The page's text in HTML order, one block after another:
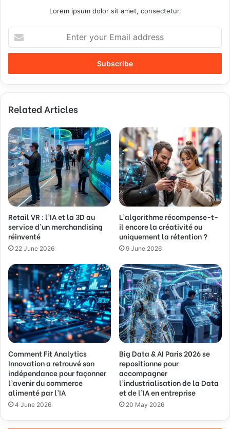
Lorem ipsum dolor sit amet, consectetur.
t
r
y
u
E
m
a
i
l
a
d
d
r
e
s
s
Related Articles
Retail VR : l’IA et la 3D au
service d’un merchandising
réinventé
22 June 2026
L’algorithme récompense-t-
il encore la créativité ou
uniquement la rétention ?
9 June 2026
Comment Fit Analytics
Innovation a retrouvé son
indépendance pour façonner
l’avenir du commerce
alimenté par l’IA
4 June 2026
Big Data & AI Paris 2026 se
repositionne pour
accompagner
l’industrialisation de la Data
et de l’IA en entreprise
20 May 2026